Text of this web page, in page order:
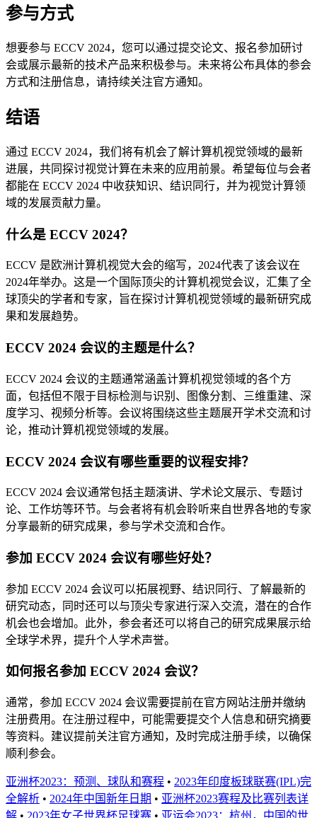
参与方式
想要参与 ECCV 2024，您可以通过提交论文、报名参加研讨
会或展示最新的技术产品来积极参与。未来将公布具体的参会
方式和注册信息，请持续关注官方通知。
结语
通过 ECCV 2024，我们将有机会了解计算机视觉领域的最新
进展，共同探讨视觉计算在未来的应用前景。希望每位与会者
都能在 ECCV 2024 中收获知识、结识同行，并为视觉计算领
域的发展贡献力量。
什么是 ECCV 2024？
ECCV 是欧洲计算机视觉大会的缩写，2024代表了该会议在
2024年举办。这是一个国际顶尖的计算机视觉会议，汇集了全
球顶尖的学者和专家，旨在探讨计算机视觉领域的最新研究成
果和发展趋势。
ECCV 2024 会议的主题是什么？
ECCV 2024 会议的主题通常涵盖计算机视觉领域的各个方
面，包括但不限于目标检测与识别、图像分割、三维重建、深
度学习、视频分析等。会议将围绕这些主题展开学术交流和讨
论，推动计算机视觉领域的发展。
ECCV 2024 会议有哪些重要的议程安排？
ECCV 2024 会议通常包括主题演讲、学术论文展示、专题讨
论、工作坊等环节。与会者将有机会聆听来自世界各地的专家
分享最新的研究成果，参与学术交流和合作。
参加 ECCV 2024 会议有哪些好处？
参加 ECCV 2024 会议可以拓展视野、结识同行、了解最新的
研究动态，同时还可以与顶尖专家进行深入交流，潜在的合作
机会也会增加。此外，参会者还可以将自己的研究成果展示给
全球学术界，提升个人学术声誉。
如何报名参加 ECCV 2024 会议？
通常，参加 ECCV 2024 会议需要提前在官方网站注册并缴纳
注册费用。在注册过程中，可能需要提交个人信息和研究摘要
等资料。建议提前关注官方通知，及时完成注册手续，以确保
顺利参会。
亚洲杯2023：预测、球队和赛程 • 2023年印度板球联赛(IPL)完
全解析 • 2024年中国新年日期 • 亚洲杯2023赛程及比赛列表详